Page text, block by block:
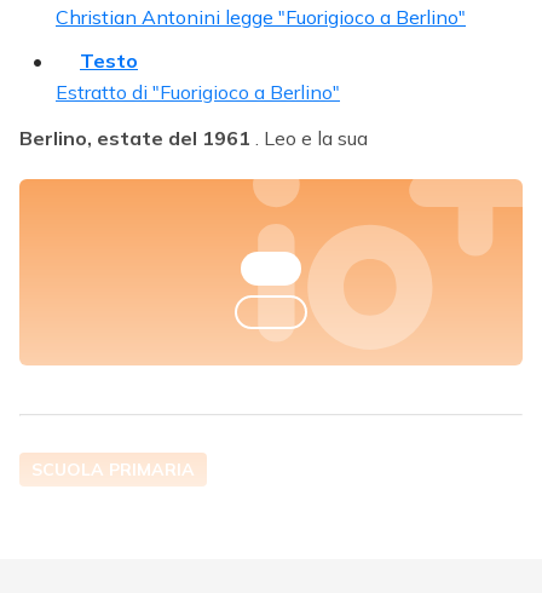
Christian Antonini legge "Fuorigioco a Berlino"
Testo
Estratto di "Fuorigioco a Berlino"
Berlino, estate del 1961 . Leo e la sua
SCUOLA PRIMARIA